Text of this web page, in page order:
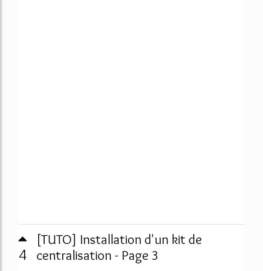
4
[TUTO] Installation d'un kit de
centralisation - Page 3